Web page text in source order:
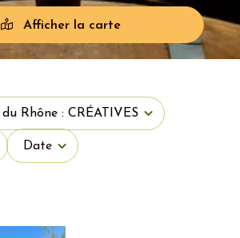
Afficher la carte
Rhône : CRÉATIVES
Date
Date